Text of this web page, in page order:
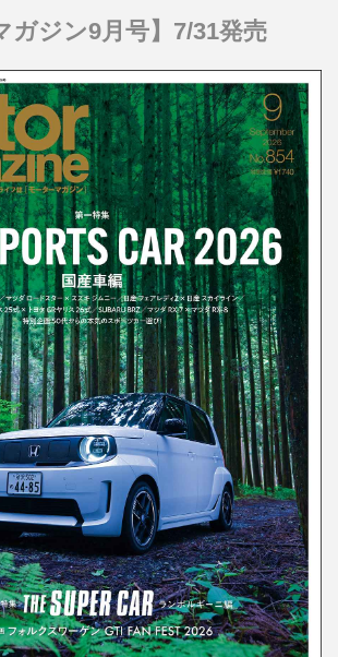
ガジン9月号】7/31発売